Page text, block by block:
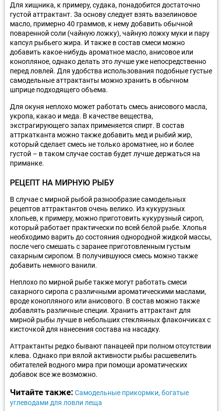
Для хищника, к примеру, судака, понадобится достаточно
густой аттрактант. За основу следует взять вазелиновое
масло, примерно 40 граммов, к нему добавить обычной
поваренной соли (чайную ложку), чайную ложку муки и пару
капсул рыбьего жира. И также в состав смеси можно
добавить какое-нибудь ароматное масло, анисовое или
конопляное, однако делать это лучше уже непосредственно
перед ловлей. Для удобства использования подобные густые
самодельные аттрактанты можно хранить в обычном
шприце подходящего объема.
Для окуня неплохо может работать смесь анисового масла,
укропа, какао и меда. В качестве вещества,
экстрагирующего запах применяется спирт. В состав
аттркатканта можно также добавить мед и рыбий жир,
который сделает смесь не только ароматнее, но и более
густой – в таком случае состав будет лучше держаться на
приманке.
РЕЦЕПТ НА МИРНУЮ РЫБУ
В случае с мирной рыбой разнообразие самодельных
рецептов аттрактантов очень велико. Из кукурузных
хлопьев, к примеру, можно приготовить кукурузный сироп,
который работает практически по всей белой рыбе. Хлопья
необходимо варить до состояния однородной жидкой массы,
после чего смешать с заранее приготовленным густым
сахарным сиропом. В получившуюся смесь можно также
добавить немного ванили.
Неплохо по мирной рыбе также могут работать смеси
сахарного сиропа с различными ароматическими маслами,
вроде конопляного или анисового. В состав можно также
добавлять различные специи. Хранить аттрактант для
мирной рыбы лучше в небольших стеклянных флакончиках с
кисточкой для нанесения состава на насадку.
Аттрактанты редко бывают панацеей при полном отсутствии
клева. Однако при вялой активности рыбы расшевелить
обитателей водного мира при помощи ароматических
добавок все же возможно.
Читайте также: Самодельные прикормки, богатые
углеводами для ловли леща